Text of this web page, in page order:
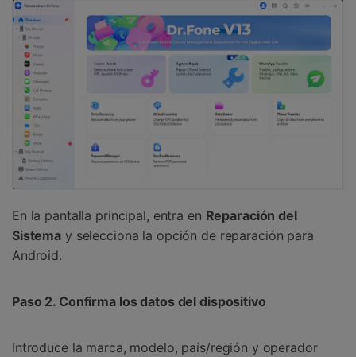
En la pantalla principal, entra en Reparación del
Sistema y selecciona la opción de reparación para
Android.
Paso 2. Confirma los datos del dispositivo
Introduce la marca, modelo, país/región y operador